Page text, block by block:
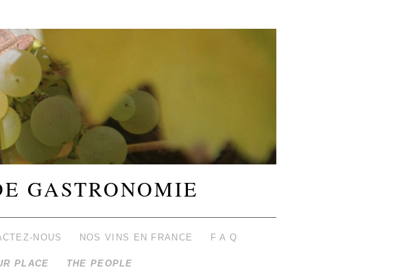
GASTRONOMIE
NOUS NOS VINS EN FRANCE F A Q
PLACE THE PEOPLE